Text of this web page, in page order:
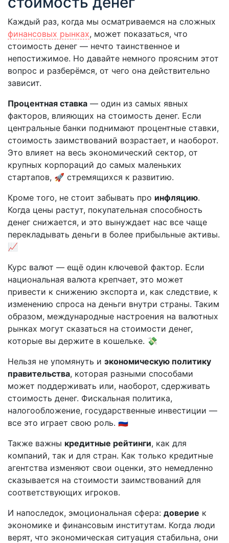
Каждый раз, когда мы осматриваемся на сложных
финансовых рынках, может показаться, что
стоимость денег — нечто таинственное и
непостижимое. Но давайте немного проясним этот
вопрос и разберёмся, от чего она действительно
зависит.
Процентная ставка — один из самых явных
факторов, влияющих на стоимость денег. Если
центральные банки поднимают процентные ставки,
стоимость заимствований возрастает, и наоборот.
Это влияет на весь экономический сектор, от
крупных корпораций до самых маленьких
стартапов, 🚀 стремящихся к развитию.
Кроме того, не стоит забывать про инфляцию.
Когда цены растут, покупательная способность
денег снижается, и это вынуждает нас все чаще
перекладывать деньги в более прибыльные активы.
📈
Курс валют — ещё один ключевой фактор. Если
национальная валюта крепчает, это может
привести к снижению экспорта и, как следствие, к
изменению спроса на деньги внутри страны. Таким
образом, международные настроения на валютных
рынках могут сказаться на стоимости денег,
которые вы держите в кошельке. 💸
Нельзя не упомянуть и экономическую политику
правительства, которая разными способами
может поддерживать или, наоборот, сдерживать
стоимость денег. Фискальная политика,
налогообложение, государственные инвестиции —
все это играет свою роль. 🇷🇺
Также важны кредитные рейтинги, как для
компаний, так и для стран. Как только кредитные
агентства изменяют свои оценки, это немедленно
сказывается на стоимости заимствований для
соответствующих игроков.
И напоследок, эмоциональная сфера: доверие к
экономике и финансовым институтам. Когда люди
верят, что экономическая ситуация стабильна, они